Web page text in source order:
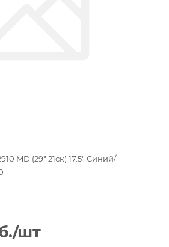
MD (29" 21ск) 17.5" Синий/
/шт